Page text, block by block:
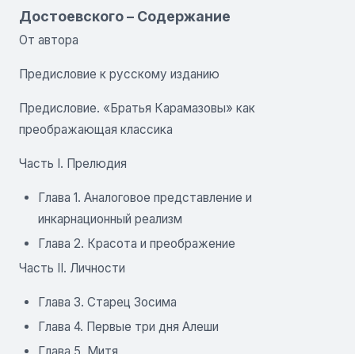
Достоевского – Содержание
От автора
Предисловие к русскому изданию
Предисловие. «Братья Карамазовы» как
преображающая классика
Часть I. Прелюдия
Глава 1. Аналоговое представление и
инкарнационный реализм
Глава 2. Красота и преображение
Часть II. Личности
Глава 3. Старец Зосима
Глава 4. Первые три дня Алеши